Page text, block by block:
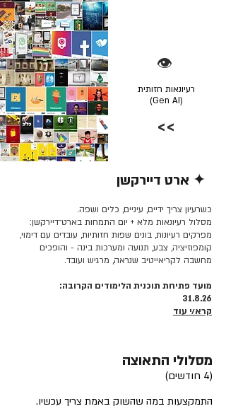
👁️
רעיונאות חזותית
(Gen AI)
>>
✦ ארט דיירקשן
כשרעיון צריך ידיים, עיניים, כלים ושפה.
מסלול רעיונאות מלא + יום התמחות בארט־דיירקשן:
מפרקים רעיונות, בונים שפות חזותיות, עובדים עם דימוי,
קומפוזיציה, צבע, תנועה ומערכות בינה - והופכים
מחשבה לקריאייטיב שנראה, מרגיש ועובד.
מועד פתיחת תוכנית הלימודים הקרובה:
31.8.26
קרא/י עוד
מסלולי התאוצה
(4 חודשים)
התמקצעות במה שהשוק באמת צריך עכשיו.